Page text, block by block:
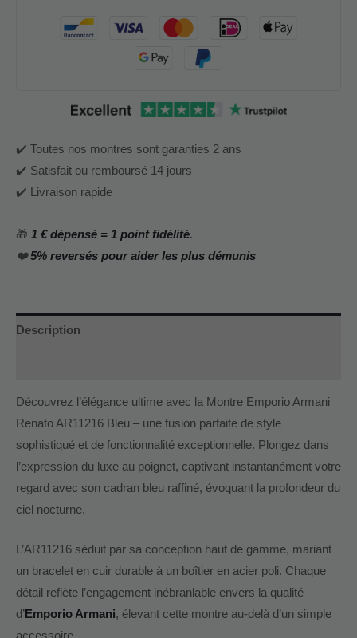
✔️ Toutes nos montres sont garanties 2 ans
✔️ Satisfait ou remboursé 14 jours
✔️ Livraison rapide
🎁 1 € dépensé = 1 point fidélité.
❤️5% reversés pour aider les plus démunis
Description
Découvrez l’élégance ultime avec la Montre Emporio Armani
Renato AR11216 Bleu – une fusion parfaite de style
sophistiqué et de fonctionnalité exceptionnelle. Plongez dans
l’expression du luxe au poignet, captivant instantanément votre
regard avec son cadran bleu raffiné, évoquant la profondeur du
ciel nocturne.
L’AR11216 séduit par sa conception haut de gamme, mariant
un bracelet en cuir durable à un boîtier en acier poli. Chaque
détail reflète l’engagement inébranlable envers la qualité
d’Emporio Armani, élevant cette montre au-delà d’un simple